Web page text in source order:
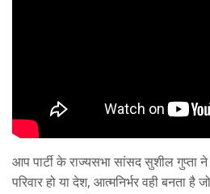
आप पार्टी के राज्यसभा सांसद सुशील गुप्ता
परिवार हो या देश, आत्मनिर्भर वही बनता है